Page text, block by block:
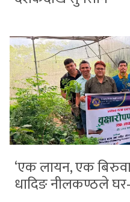
‘एक लायन, एक
धादिङ नीलकण्ठले